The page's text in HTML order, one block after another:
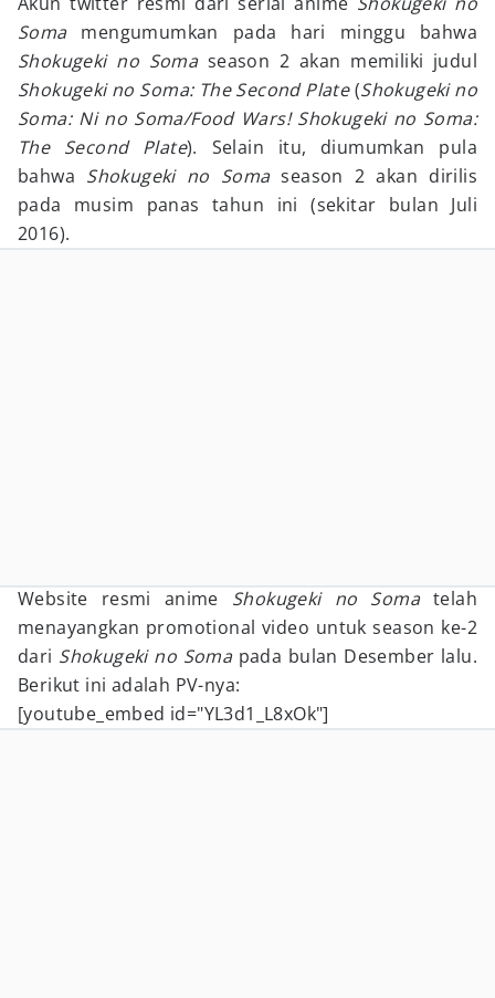
Somamengumumkan pada hari minggu bahwa
Shokugeki no Soma season 2 akan memiliki judul
Shokugeki no Soma: The Second Plate(Shokugeki no
Soma: Ni no Soma/Food Wars! Shokugeki no Soma:
The Second Plate). Selain itu, diumumkan pula
bahwa Shokugeki no Somaseason 2 akan dirilis
pada musim panas tahun ini (sekitar bulan Juli
2016).
Website resmi anime Shokugeki no Somatelah
menayangkan promotional video untuk season ke-2
dari Shokugeki no Somapada bulan Desember lalu.
Berikut ini adalah PV-nya:
[youtube_embed id="YL3d1_L8xOk"]